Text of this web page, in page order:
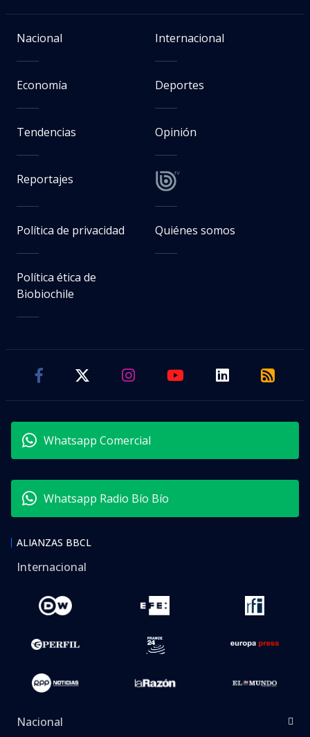
Nacional Internacional
Economía Deportes
Tendencias Opinión
Reportajes
Política de privacidad Quiénes somos
Política ética de
Biobiochile
Whatsapp Comercial
Whatsapp Radio Bío Bío
ALIANZAS BBCL
Internacional
Nacional